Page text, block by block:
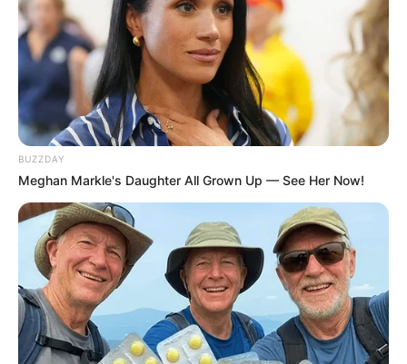
11 Porta Velas Artesanais Lindos Pra Você se
Inspira
Como fazer vela em latinha Mint to Be – Passo a
BUZZDAY
Meghan Markle's Daughter All Grown Up — See Her Now!